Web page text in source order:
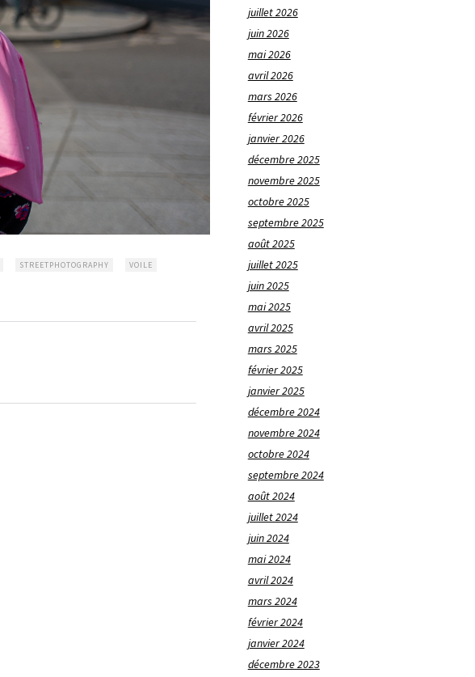
STREETPHOTOGRAPHY VOILE
juillet 2026
juin 2026
mai 2026
avril 2026
mars 2026
février 2026
janvier 2026
décembre 2025
novembre 2025
octobre 2025
septembre 2025
août 2025
juillet 2025
juin 2025
mai 2025
avril 2025
mars 2025
février 2025
janvier 2025
décembre 2024
novembre 2024
octobre 2024
septembre 2024
août 2024
juillet 2024
juin 2024
mai 2024
avril 2024
mars 2024
février 2024
janvier 2024
décembre 2023